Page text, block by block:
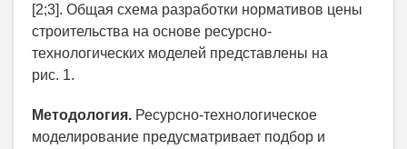
[2;3]. Общая схема разработки нормативов цены
строительства на основе ресурсно-
технологических моделей представлены на
рис. 1.
Методология. Ресурсно-технологическое
моделирование предусматривает подбор и